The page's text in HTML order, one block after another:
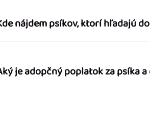
nájdem psíkov, ktorí hľadajú
je adopčný poplatok za psíka